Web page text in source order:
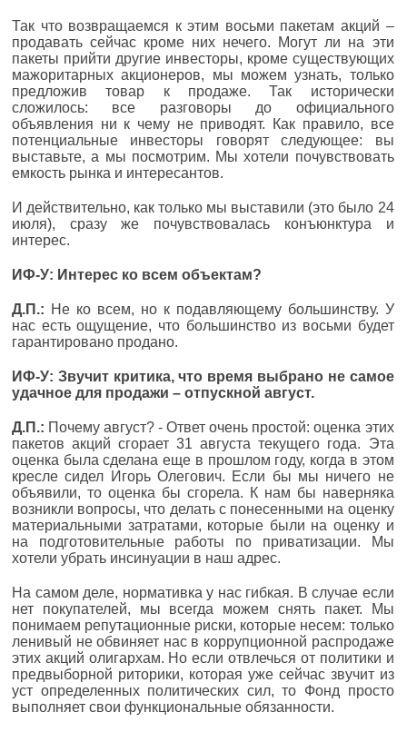
Так что возвращаемся к этим восьми пакетам акций –
продавать сейчас кроме них нечего. Могут ли на эти
пакеты прийти другие инвесторы, кроме существующих
мажоритарных акционеров, мы можем узнать, только
предложив товар к продаже. Так исторически
сложилось: все разговоры до официального
объявления ни к чему не приводят. Как правило, все
потенциальные инвесторы говорят следующее: вы
выставьте, а мы посмотрим. Мы хотели почувствовать
емкость рынка и интересантов.
И действительно, как только мы выставили (это было 24
июля), сразу же почувствовалась конъюнктура и
интерес.
ИФ-У: Интерес ко всем объектам?
Д.П.: Не ко всем, но к подавляющему большинству. У
нас есть ощущение, что большинство из восьми будет
гарантировано продано.
ИФ-У: Звучит критика, что время выбрано не самое
удачное для продажи – отпускной август.
Д.П.: Почему август? - Ответ очень простой: оценка этих
пакетов акций сгорает 31 августа текущего года. Эта
оценка была сделана еще в прошлом году, когда в этом
кресле сидел Игорь Олегович. Если бы мы ничего не
объявили, то оценка бы сгорела. К нам бы наверняка
возникли вопросы, что делать с понесенными на оценку
материальными затратами, которые были на оценку и
на подготовительные работы по приватизации. Мы
хотели убрать инсинуации в наш адрес.
На самом деле, нормативка у нас гибкая. В случае если
нет покупателей, мы всегда можем снять пакет. Мы
понимаем репутационные риски, которые несем: только
ленивый не обвиняет нас в коррупционной распродаже
этих акций олигархам. Но если отвлечься от политики и
предвыборной риторики, которая уже сейчас звучит из
уст определенных политических сил, то Фонд просто
выполняет свои функциональные обязанности.